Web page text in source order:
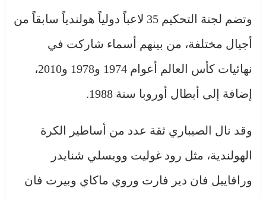
وتضم لجنة التحكيم 35 لاعباً دولياً هولندياً سابقاً من
أجيال مختلفة، من بينهم أسماء شاركت في
نهائيات كأس العالم أعوام 1974 و1978 و2010،
إضافة إلى أبطال أوروبا سنة 1988.
وقد نال الصيباري ثقة عدد من أساطير الكرة
الهولندية، مثل رود غوليت وويسلي شنايدر
ورافاييل فان دير فارت وروي ماكاي وبيرت فان